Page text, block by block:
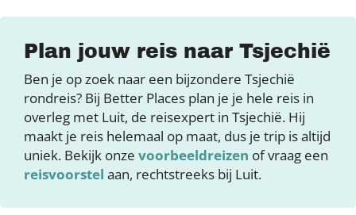
Plan jouw reis naar Tsjechië
Ben je op zoek naar een bijzondere Tsjechië
rondreis? Bij Better Places plan je je hele reis in
overleg met Luit, de reisexpert in Tsjechië. Hij
maakt je reis helemaal op maat, dus je trip is altijd
uniek. Bekijk onze voorbeeldreizen of vraag een
reisvoorstel aan, rechtstreeks bij Luit.